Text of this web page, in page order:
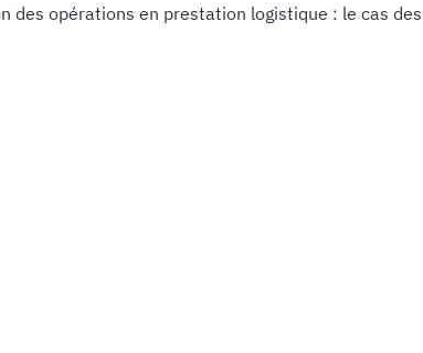
des opérations en prestation logistique : le cas